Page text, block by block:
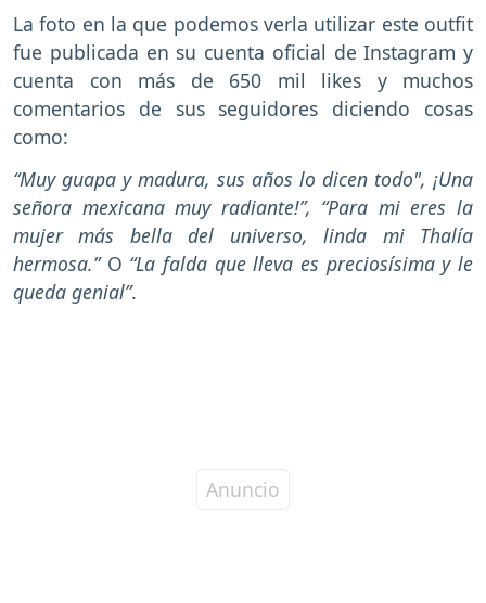
La foto en la que podemos verla utilizar este outfit
fue publicada en su cuenta oficial de Instagram y
cuenta con más de 650 mil likes y muchos
comentarios de sus seguidores diciendo cosas
como:
“Muy guapa y madura, sus años lo dicen todo", ¡Una
señora mexicana muy radiante!”, “Para mi eres la
mujer más bella del universo, linda mi Thalía
hermosa.” O “La falda que lleva es preciosísima y le
queda genial”.